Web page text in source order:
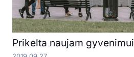
Prikelta naujam gyvenimui